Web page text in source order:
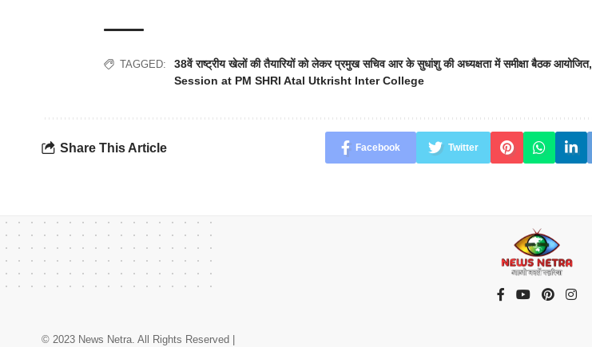
TAGGED: 38वें राष्ट्रीय खेलों की तैयारियों को लेकर प्रमुख सचिव आर के सुधांशु की अध्यक्षता में समीक्षा बैठक आयोजित,
Session at PM SHRI Atal Utkrisht Inter College
Share This Article Facebook Twitter
© 2023 News Netra. All Rights Reserved |